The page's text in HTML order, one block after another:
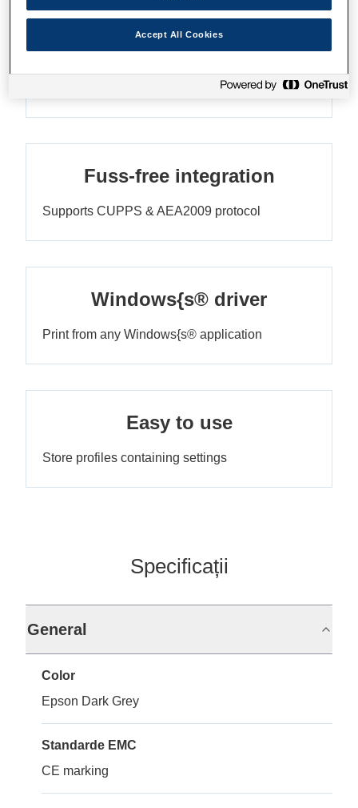
2-in-1 printer
Change print mode & paper in seconds
Fuss-free integration
Supports CUPPS & AEA2009 protocol
Windows{s® driver
Print from any Windows{s® application
Easy to use
Store profiles containing settings
Specificații
General
Color
Epson Dark Grey
Standarde EMC
CE marking
Accept All Cookies